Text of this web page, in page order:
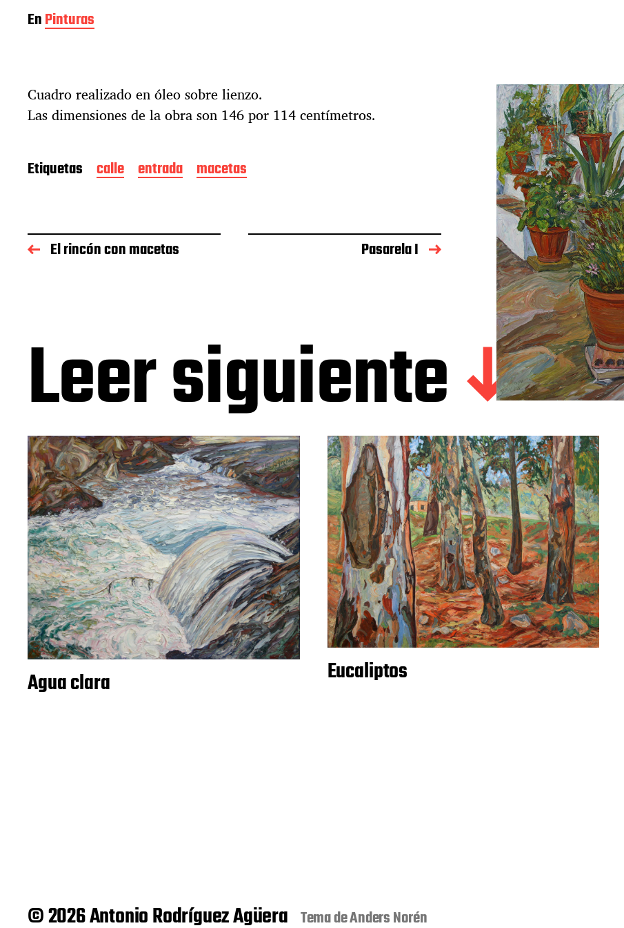
EnPinturas
Cuadro realizado en óleo sobre lienzo.
Las dimensiones de la obra son 146 por 114 centímetros.
Etiquetas calle entrada macetas
El rincón con macetas Pasarela I
Leer siguiente
Agua clara Eucaliptos
© 2026 Antonio Rodríguez Agüera Tema deAnders Norén